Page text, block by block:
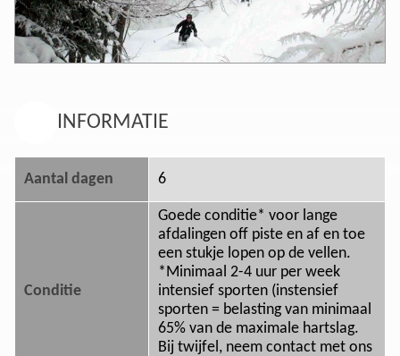
INFORMATIE
Aantal dagen 6
Conditie
Goede conditie* voor lange
afdalingen off piste en af en toe
een stukje lopen op de vellen.
*Minimaal 2-4 uur per week
intensief sporten (instensief
sporten = belasting van minimaal
65% van de maximale hartslag.
Bij twijfel, neem contact met ons